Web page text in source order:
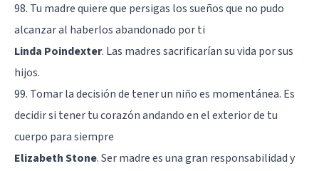
98. Tu madre quiere que persigas los sueños que no pudo
alcanzar al haberlos abandonado por ti
Linda Poindexter. Las madres sacrificarían su vida por sus
hijos.
99. Tomar la decisión de tener un niño es momentánea. Es
decidir si tener tu corazón andando en el exterior de tu
cuerpo para siempre
Elizabeth Stone. Ser madre es una gran responsabilidad y